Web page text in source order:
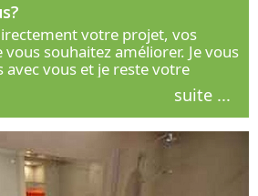
votre projet, vos
souhaitez améliorer. Je vous
avec vous et je reste votre
Découvrez ma façon de vous
suite ...